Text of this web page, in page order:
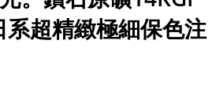
超精緻極細保色注